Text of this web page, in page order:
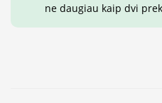
ne daugiau kaip dvi